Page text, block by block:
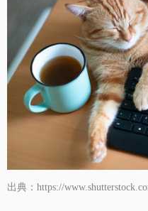
出典：https://